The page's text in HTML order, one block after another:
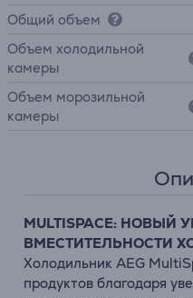
Общий объем
Объем холодильной
камеры
Объем морозильной
камеры
MULTISPACE: НОВЫЙ
ВМЕСТИТЕЛЬНОСТИ
Холодильник AEG
продуктов благодаря